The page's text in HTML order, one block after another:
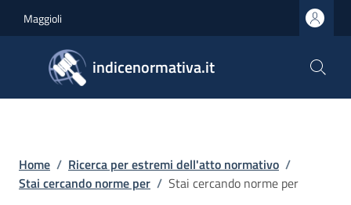
Maggioli
indicenormativa.it
Briciole di pane
Home / Ricerca per estremi dell'atto normativo /
Stai cercando norme per / Stai cercando norme per